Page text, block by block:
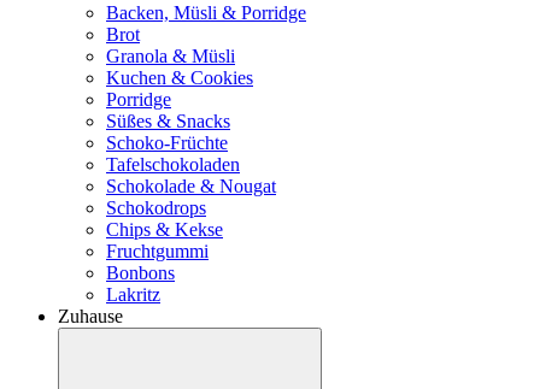
Backen, Müsli & Porridge
Brot
Granola & Müsli
Kuchen & Cookies
Porridge
Süßes & Snacks
Schoko-Früchte
Tafelschokoladen
Schokolade & Nougat
Schokodrops
Chips & Kekse
Fruchtgummi
Bonbons
Lakritz
Zuhause